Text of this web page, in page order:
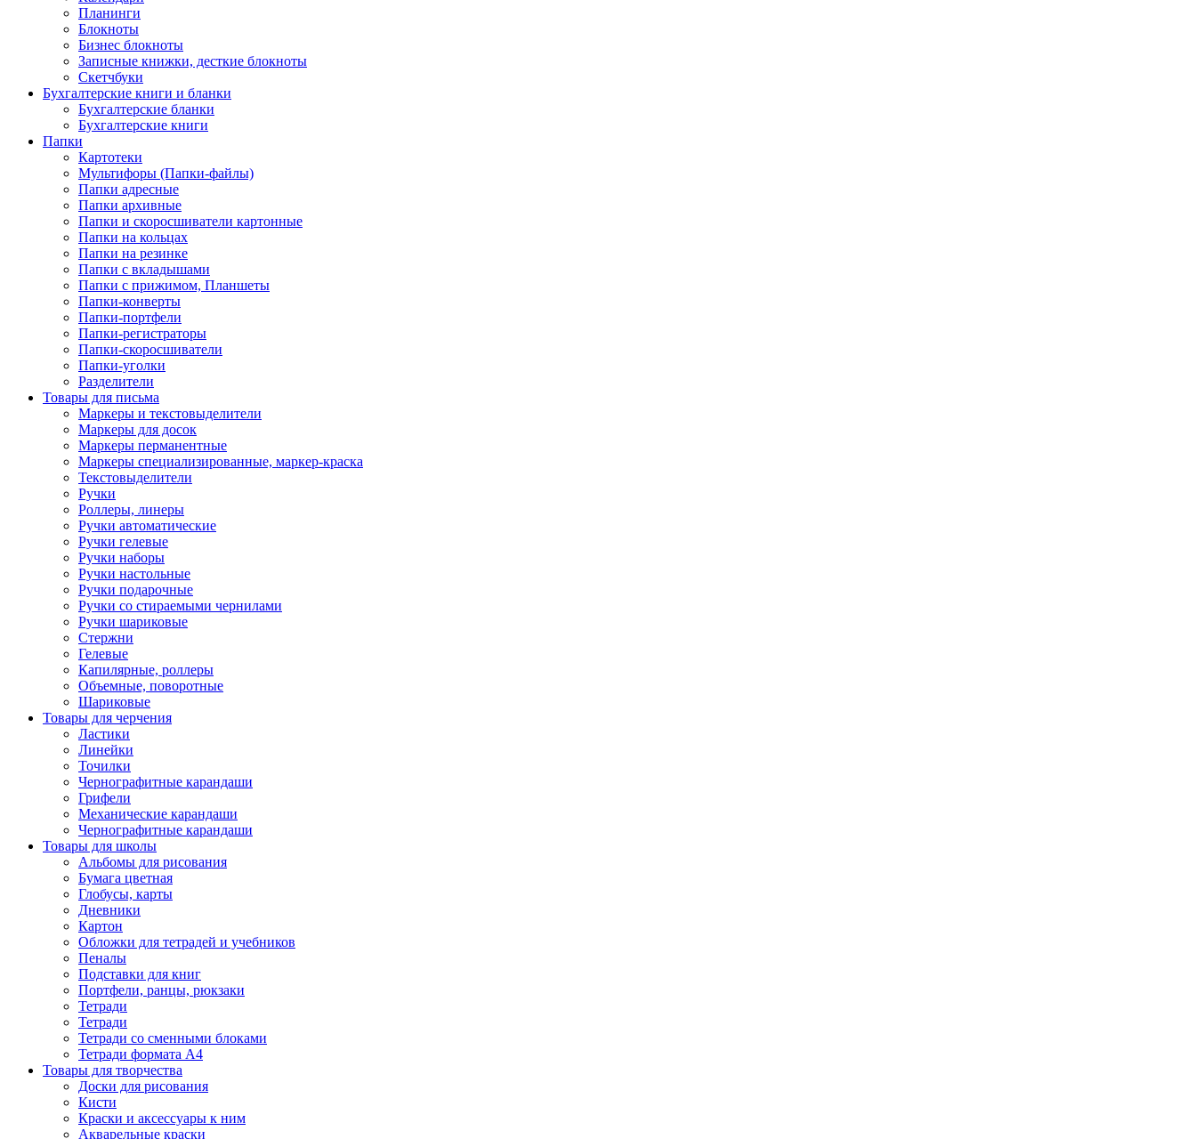
Планинги
Блокноты
Бизнес блокноты
Записные книжки, десткие блокноты
Скетчбуки
Бухгалтерские книги и бланки
Бухгалтерские бланки
Бухгалтерские книги
Папки
Картотеки
Мультифоры (Папки-файлы)
Папки адресные
Папки архивные
Папки и скоросшиватели картонные
Папки на кольцах
Папки на резинке
Папки с вкладышами
Папки с прижимом, Планшеты
Папки-конверты
Папки-портфели
Папки-регистраторы
Папки-скоросшиватели
Папки-уголки
Разделители
Товары для письма
Маркеры и текстовыделители
Маркеры для досок
Маркеры перманентные
Маркеры специализированные, маркер-краска
Текстовыделители
Ручки
Роллеры, линеры
Ручки автоматические
Ручки гелевые
Ручки наборы
Ручки настольные
Ручки подарочные
Ручки со стираемыми чернилами
Ручки шариковые
Стержни
Гелевые
Капилярные, роллеры
Объемные, поворотные
Шариковые
Товары для черчения
Ластики
Линейки
Точилки
Чернографитные карандаши
Грифели
Механические карандаши
Чернографитные карандаши
Товары для школы
Альбомы для рисования
Бумага цветная
Глобусы, карты
Дневники
Картон
Обложки для тетрадей и учебников
Пеналы
Подставки для книг
Портфели, ранцы, рюкзаки
Тетради
Тетради
Тетради со сменными блоками
Тетради формата А4
Товары для творчества
Доски для рисования
Кисти
Краски и аксессуары к ним
Акварельные краски